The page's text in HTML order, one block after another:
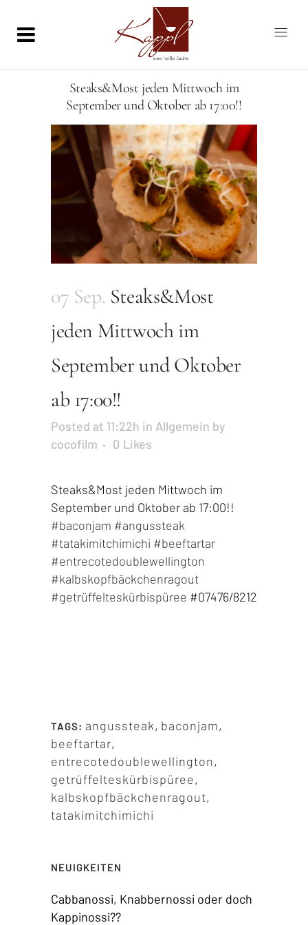
Steaks&Most jeden Mittwoch im
September und Oktober ab 17:00!!
07 Sep. Steaks&Most
jeden Mittwoch im
September und Oktober
ab 17:00!!
Posted at 11:22h in Allgemein by
cocofilm
0 Likes
Steaks&Most jeden Mittwoch im
September und Oktober ab 17:00!!
#baconjam #angussteak
#tatakimitchimichi #beeftartar
#entrecotedoublewellington
#kalbskopfbäckchenragout
#getrüffelteskürbispüree #07476/8212
TAGS: angussteak, baconjam,
beeftartar,
entrecotedoublewellington,
getrüffelteskürbispüree,
kalbskopfbäckchenragout,
tatakimitchimichi
NEUIGKEITEN
Cabbanossi, Knabbernossi oder doch
Kappinossi??